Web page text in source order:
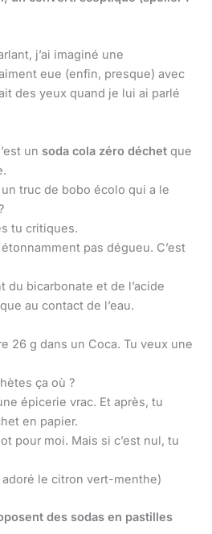
j’ai imaginé une
eue (enfin, presque) avec
des yeux quand je lui ai parlé
un soda cola zéro déchet que
truc de bobo écolo qui a le
tu critiques.
pas dégueu. C’est
du bicarbonate et de l’acide
au contact de l’eau.
26 g dans un Coca. Tu veux une
ça où ?
épicerie vrac. Et après, tu
en papier.
pour moi. Mais si c’est nul, tu
adoré le citron vert-menthe)
des sodas en pastilles